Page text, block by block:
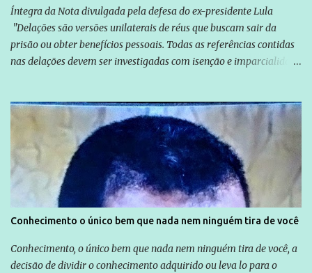
Íntegra da Nota divulgada pela defesa do ex-presidente Lula
"Delações são versões unilaterais de réus que buscam sair da
prisão ou obter benefícios pessoais. Todas as referências contidas
nas delações devem ser investigadas com isenção e imparcialidade
Globo manteve com o Grupo Odebrecht, citada na delação de
Emílio Odebrecht. Lula sempre atuou para promover o Brasil no
exterior, e não para promover determinadas empresas ou
empresários" Assina a nota o advogado Cristiano Zanin Martins
Conhecimento o único bem que nada nem ninguém tira de você
Conhecimento, o único bem que nada nem ninguém tira de você, a
decisão de dividir o conhecimento adquirido ou leva lo para o